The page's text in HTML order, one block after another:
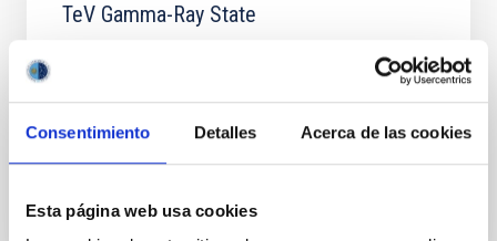
Consentimiento Detalles Acerca de las cookies
Esta página web usa cookies
TeV Gamma-Ray State
We report on a long-lasting, elevated gamma-ray flux
state from VER J0521+211 observed by VERITAS,
MAGIC, and Fermi-LAT in 2013 and 2014. The peak
integral flux...